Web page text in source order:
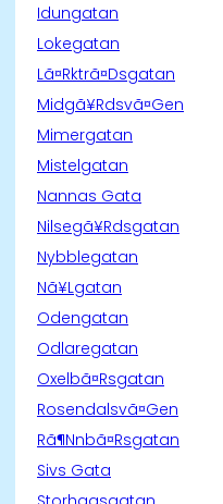
Idungatan
Lokegatan
Lã¤Rktrã¤Dsgatan
Midgã¥Rdsvã¤Gen
Mimergatan
Mistelgatan
Nannas Gata
Nilsegã¥Rdsgatan
Nybblegatan
Nã¥Lgatan
Odengatan
Odlaregatan
Oxelbã¤Rsgatan
Rosendalsvã¤Gen
Rã¶Nnbã¤Rsgatan
Sivs Gata